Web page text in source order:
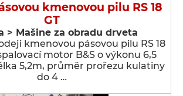
kmenovou pilu RS 18
GT
> Мašine za obradu drveta
kmenovou pásovou pilu RS 18
motor B&S o výkonu 6,5
5,2m, průměr prořezu kulatiny
do 4 …